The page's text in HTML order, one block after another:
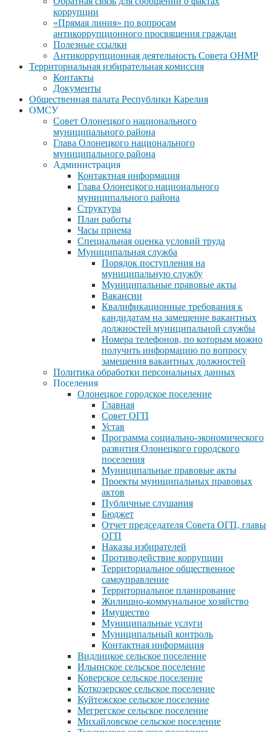
коррупции
«Прямая линия» по вопросам
антикоррупционного просвящения граждан
Полезные ссылки
Антикоррупционная деятельность Совета ОНМР
Территориальная избирательная комиссия
Контакты
Документы
Общественная палата Республики Карелия
ОМСУ
Совет Олонецкого национального
муниципального района
Глава Олонецкого национального
муниципального района
Администрация
Контактная информация
Глава Олонецкого национального
муниципального района
Структура
План работы
Часы приема
Специальная оценка условий труда
Муниципальная служба
Порядок поступления на
муниципальную службу
Муниципальные правовые акты
Вакансии
Квалификационные требования к
кандидатам на замещение вакантных
должностей муниципальной службы
Номера телефонов, по которым можно
получить информацию по вопросу
замещения вакантных должностей
Политика обработки персональных данных
Поселения
Олонецкое городское поселение
Главная
Совет ОГП
Устав
Программа социально-экономического
развития Олонецкого городского
поселения
Муниципальные правовые акты
Проекты муниципальных правовых
актов
Публичные слушания
Бюджет
Отчет председателя Совета ОГП, главы
ОГП
Наказы избирателей
Противодействие коррупции
Территориальное общественное
самоуправление
Территориальное планирование
Жилищно-коммунальное хозяйство
Имущество
Муниципальные услуги
Муниципальный контроль
Контактная информация
Видлицкое сельское поселение
Ильинское сельское поселение
Коверское сельское поселение
Коткозерское сельское поселение
Куйтежское сельское поселение
Мегрегское сельское поселение
Михайловское сельское поселение